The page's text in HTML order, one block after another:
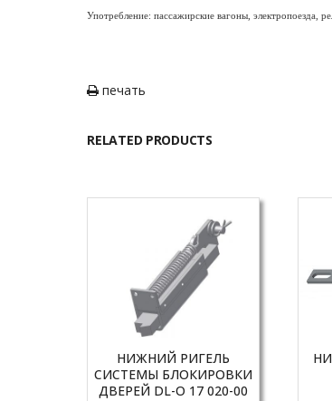
Употребление: пассажирские вагоны, электропоезда,
печать
RELATED PRODUCTS
НИЖНИЙ РИГЕЛЬ
СИСТЕМЫ БЛОКИРОВКИ
ДВЕРЕЙ DL-O 17 020-00